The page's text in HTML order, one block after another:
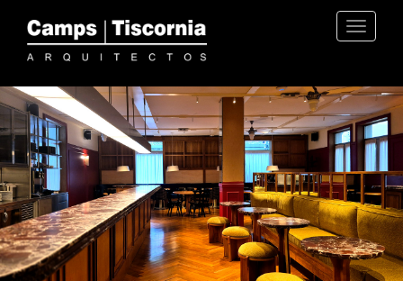
MENU